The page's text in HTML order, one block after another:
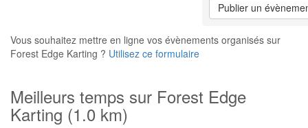
Publier un
Vous souhaitez mettre en ligne vos évènements organisés sur
Forest Edge Karting ? Utilisez ce formulaire
Meilleurs temps sur Forest Edge
Karting (1.0 km)